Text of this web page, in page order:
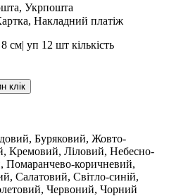
Укрпошта
Накладний платіж
см| уп 12 шт кількість
клік
Буряковий, Жовто-
Кремовий, Ліловий, Небесно-
Помаранчево-коричневий,
Салатовий, Світло-синій,
Червоний, Чорний